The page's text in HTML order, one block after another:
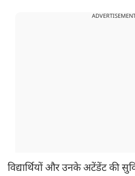
विद्यार्थियों और उनके अटेंडेंट की